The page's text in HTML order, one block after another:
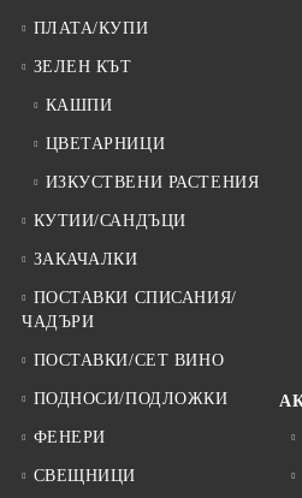
ПЛАТА/КУПИ
ЗЕЛЕН КЪТ
КАШПИ
ЦВЕТАРНИЦИ
ИЗКУСТВЕНИ РАСТЕНИЯ
КУТИИ/САНДЪЦИ
ЗАКАЧАЛКИ
ПОСТАВКИ СПИСАНИЯ/
ЧАДЪРИ
ПОСТАВКИ/СЕТ ВИНО
ПОДНОСИ/ПОДЛОЖКИ
ФЕНЕРИ
СВЕЩНИЦИ